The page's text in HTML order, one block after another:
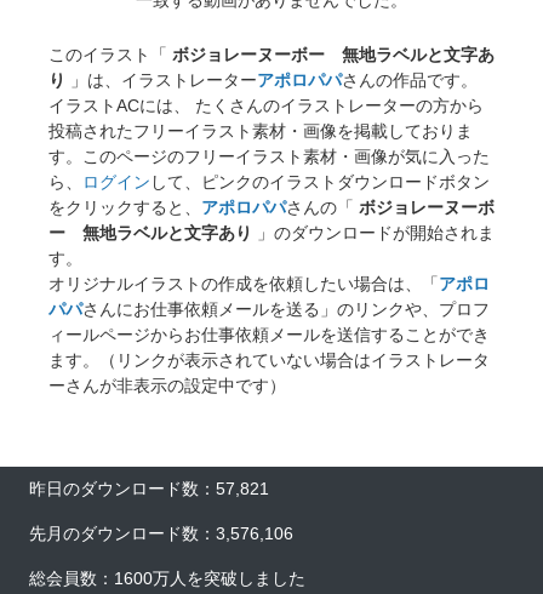
このイラスト「 ボジョレーヌーボー 無地ラベルと文字あ
り
」は、イラストレーターアポロパパさんの作品です。
イラストACには、 たくさんのイラストレーターの方から
投稿されたフリーイラスト素材・画像を掲載しておりま
す。このページのフリーイラスト素材・画像が気に入った
ら、
ログイン して、ピンクのイラストダウンロードボタン
をクリックすると、 アポロパパさんの「 ボジョレーヌーボ
ー 無地ラベルと文字あり
」のダウンロードが開始されま
す。
オリジナルイラストの作成を依頼したい場合は、「アポロ
パパさんにお仕事依頼メールを送る」のリンクや、プロフ
ィールページからお仕事依頼メールを送信することができ
ます。（リンクが表示されていない場合はイラストレータ
ーさんが非表示の設定中です）
昨日のダウンロード数：57,821
先月のダウンロード数：3,576,106
総会員数：1600万人を突破しました